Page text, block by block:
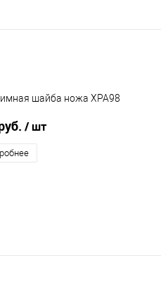
шайба ножа XPA98
/ шт